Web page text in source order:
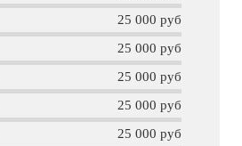
25 000 руб
25 000 руб
25 000 руб
25 000 руб
25 000 руб